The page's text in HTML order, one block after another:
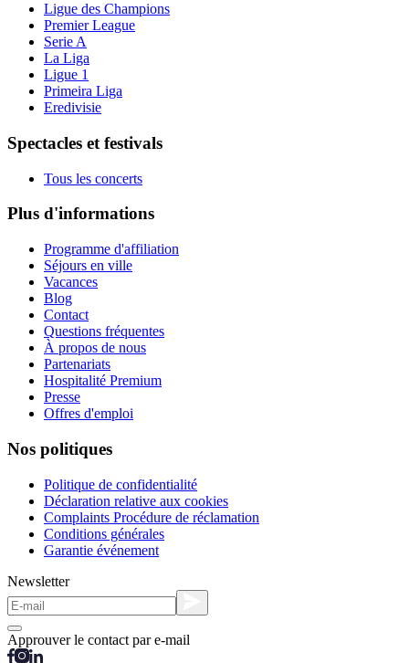
Ligue des Champions
Premier League
Serie A
La Liga
Ligue 1
Primeira Liga
Eredivisie
Spectacles et festivals
Tous les concerts
Plus d'informations
Programme d'affiliation
Séjours en ville
Vacances
Blog
Contact
Questions fréquentes
À propos de nous
Partenariats
Hospitalité Premium
Presse
Offres d'emploi
Nos politiques
Politique de confidentialité
Déclaration relative aux cookies
Complaints Procédure de réclamation
Conditions générales
Garantie événement
Newsletter
Approuver le contact par e-mail